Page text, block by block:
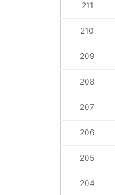
211
210
209
208
207
206
205
204